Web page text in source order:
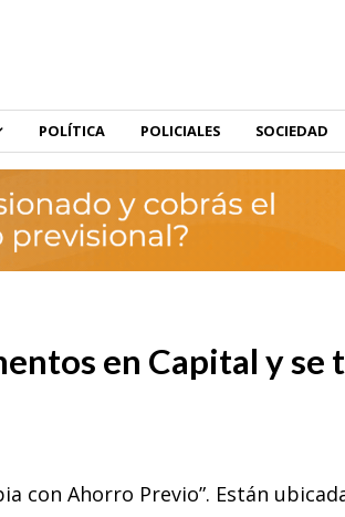
POLÍTICA POLICIALES SOCIEDAD
en Capital y
con Ahorro Previo”. Están